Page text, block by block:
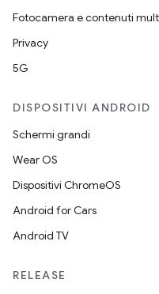
Fotocamera e contenuti
Privacy
5G
DISPOSITIVI ANDROID
Schermi grandi
Wear OS
Dispositivi ChromeOS
Android for Cars
Android TV
RELEASE